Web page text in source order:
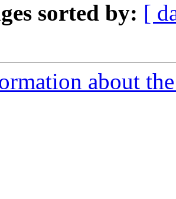
sorted by: [
about